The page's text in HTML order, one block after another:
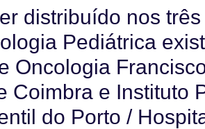
distribuído nos
Pediátrica
Oncologia
Coimbra e Instituto
do Porto /